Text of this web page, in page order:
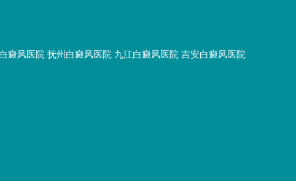
癜风医院 抚州白癜风医院 九江白癜风医院 吉安白癜风医院